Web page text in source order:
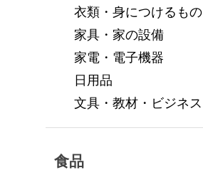
衣類・身につけるもの
家具・家の設備
家電・電子機器
日用品
文具・教材・ビジネス
食品